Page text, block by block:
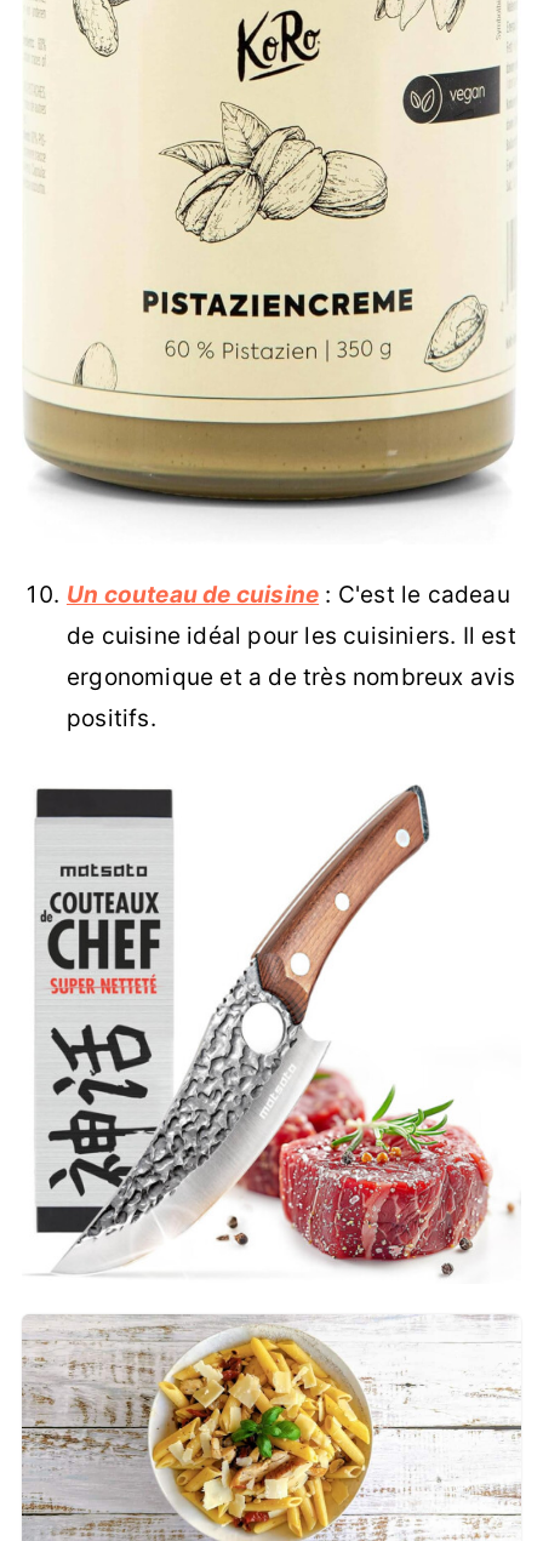
Un couteau de cuisine : C'est le cadeau
de cuisine idéal pour les cuisiniers. Il est
ergonomique et a de très nombreux avis
positifs.